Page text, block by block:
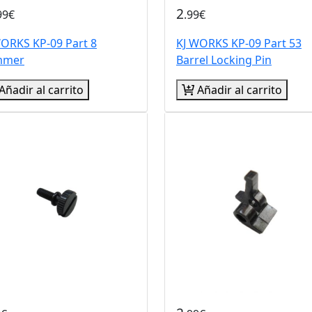
KP-09 Part 8
al carrito
2.99€
KJ WORKS KP-09 Part 53
Barrel Locking Pin
Añadir al carrito